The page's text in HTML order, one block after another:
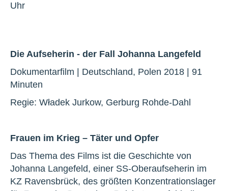
Uhr
Die Aufseherin - der Fall Johanna Langefeld
Dokumentarfilm | Deutschland, Polen 2018 | 91
Minuten
Regie: Władek Jurkow, Gerburg Rohde-Dahl
Frauen im Krieg – Täter und Opfer
Das Thema des Films ist die Geschichte von
Johanna Langefeld, einer SS-Oberaufseherin im
KZ Ravensbrück, des größten Konzentrationslager